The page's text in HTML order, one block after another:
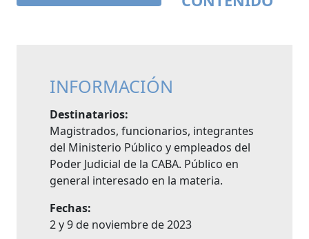
INFORMACIÓN
Destinatarios:
Magistrados, funcionarios, integrantes
del Ministerio Público y empleados del
Poder Judicial de la CABA. Público en
general interesado en la materia.
Fechas:
2 y 9 de noviembre de 2023